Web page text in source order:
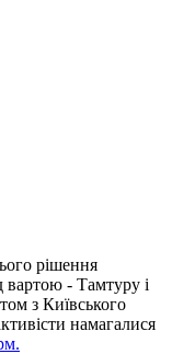
рішення
вартою - Тамтуру і
з Київського
намагалися